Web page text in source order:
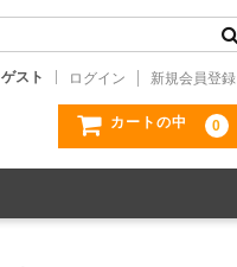
ゲスト ログイン 新規会員登録
カートの中 0